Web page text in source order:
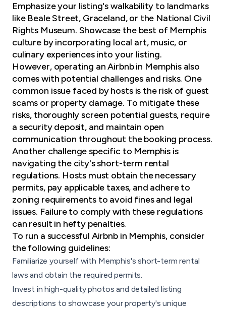
Emphasize your listing's walkability to landmarks
like Beale Street, Graceland, or the National Civil
Rights Museum. Showcase the best of Memphis
culture by incorporating local art, music, or
culinary experiences into your listing.
However, operating an Airbnb in Memphis also
comes with potential challenges and risks. One
common issue faced by hosts is the risk of guest
scams or property damage. To mitigate these
risks, thoroughly screen potential guests, require
a security deposit, and maintain open
communication throughout the booking process.
Another challenge specific to Memphis is
navigating the city's short-term rental
regulations. Hosts must obtain the necessary
permits, pay applicable taxes, and adhere to
zoning requirements to avoid fines and legal
issues. Failure to comply with these regulations
can result in hefty penalties.
To run a successful Airbnb in Memphis, consider
the following guidelines:
Familiarize yourself with Memphis's short-term rental
laws and obtain the required permits.
Invest in high-quality photos and detailed listing
descriptions to showcase your property's unique